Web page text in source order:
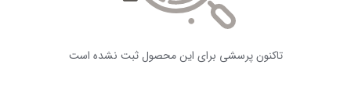
تاکنون پرسشی برای این محصول ثبت نشده است